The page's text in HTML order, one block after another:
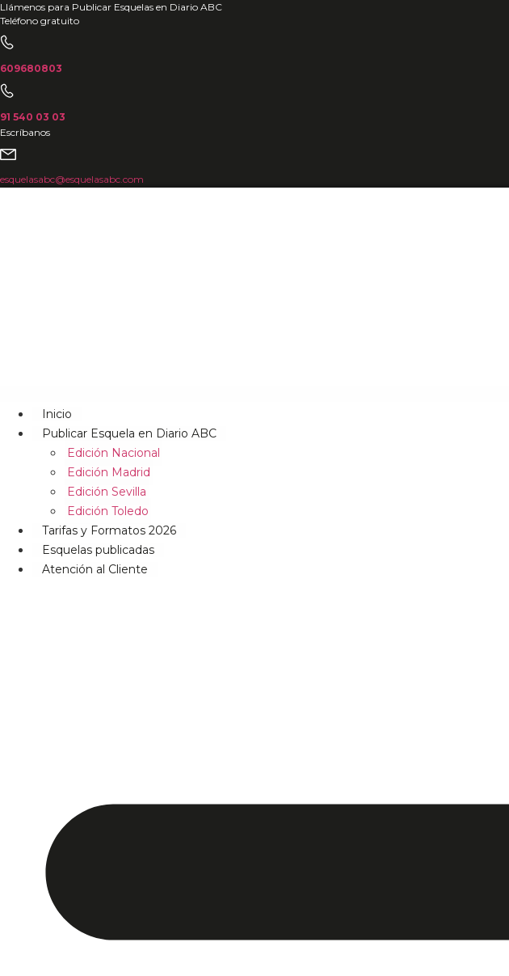
Ir
al
contenido
Llámenos para Publicar Esquelas en Diario ABC
Teléfono gratuito
609680803
91 540 03 03
Escríbanos
esquelasabc@esquelasabc.com
Inicio
Publicar Esquela en Diario ABC
Edición Nacional
Edición Madrid
Edición Sevilla
Edición Toledo
Tarifas y Formatos 2026
Esquelas publicadas
Atención al Cliente